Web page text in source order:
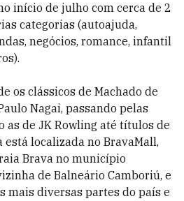
início de julho com cerca de 2
categorias (autoajuda,
negócios, romance, infantil
os clássicos de Machado de
Nagai, passando pelas
as de JK Rowling até títulos de
localizada no BravaMall,
Brava no município
de Balneário Camboriú, e
mais diversas partes do país e